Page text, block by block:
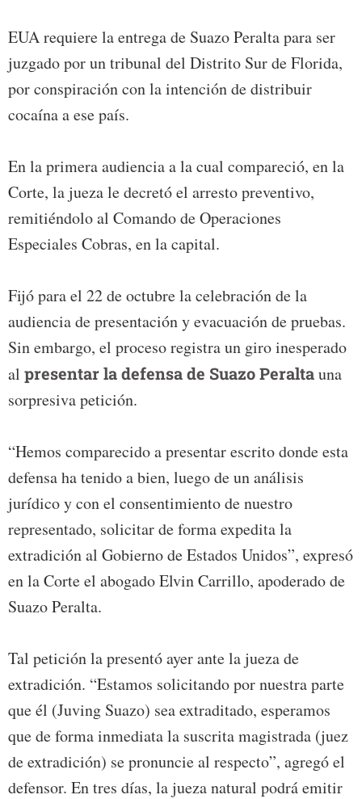
EUA requiere la entrega de Suazo Peralta para ser
juzgado por un tribunal del Distrito Sur de Florida,
por conspiración con la intención de distribuir
cocaína a ese país.
En la primera audiencia a la cual compareció, en la
Corte, la jueza le decretó el arresto preventivo,
remitiéndolo al Comando de Operaciones
Especiales Cobras, en la capital.
Fijó para el 22 de octubre la celebración de la
audiencia de presentación y evacuación de pruebas.
Sin embargo, el proceso registra un giro inesperado
al presentar la defensa de Suazo Peraltauna
sorpresiva petición.
“Hemos comparecido a presentar escrito donde esta
defensa ha tenido a bien, luego de un análisis
jurídico y con el consentimiento de nuestro
representado, solicitar de forma expedita la
extradición al Gobierno de Estados Unidos”, expresó
en la Corte el abogado Elvin Carrillo, apoderado de
Suazo Peralta.
Tal petición la presentó ayer ante la jueza de
extradición. “Estamos solicitando por nuestra parte
que él (Juving Suazo) sea extraditado, esperamos
que de forma inmediata la suscrita magistrada (juez
de extradición) se pronuncie al respecto”, agregó el
defensor. En tres días, la jueza natural podrá emitir